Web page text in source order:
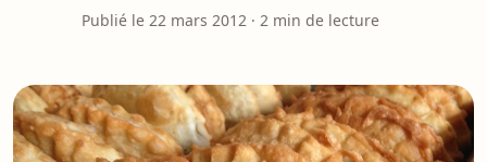
Publié le 22 mars 2012 · 2 min de lecture